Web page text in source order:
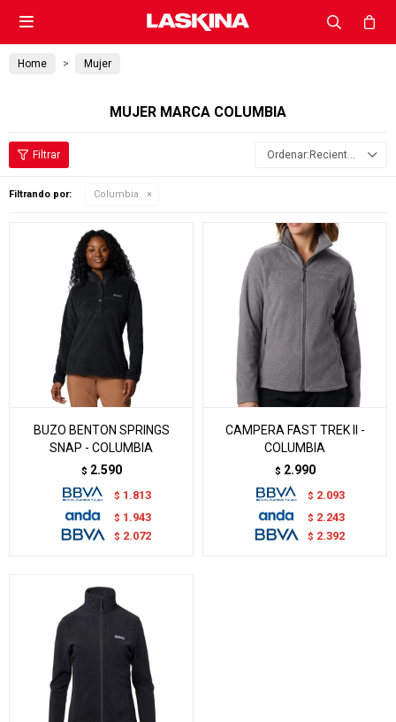

Home Mujer
MUJER MARCA COLUMBIA
Recientes
Filtrando por: Columbia
BUZO BENTON SPRINGS
SNAP - COLUMBIA
$ 2.590
$ 1.813
$ 1.943
$ 2.072
CAMPERA FAST TREK II -
COLUMBIA
$ 2.990
$ 2.093
$ 2.243
$ 2.392